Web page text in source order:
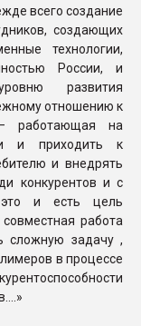
всего создание
создающих
технологии,
России, и
развития
отношению к
работающая на
и приходить к
и внедрять
конкурентов и с
это и есть цель
работа
сложную задачу ,
в процессе